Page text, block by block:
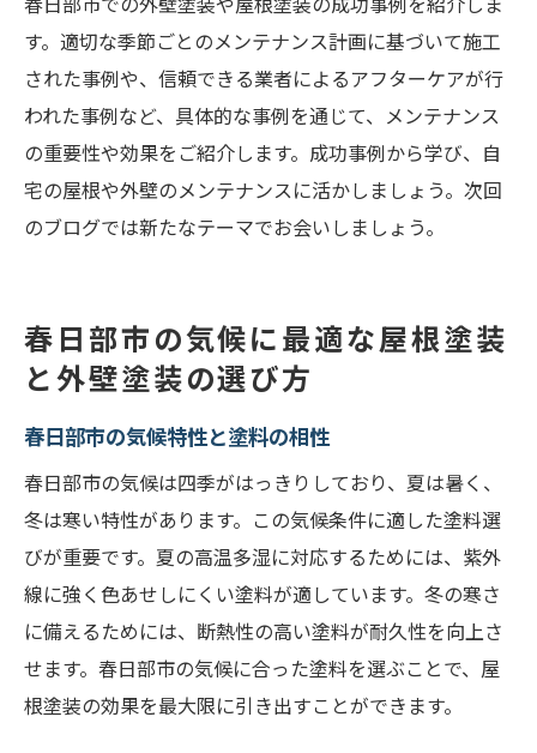
す。適切な季節ごとのメンテナンス計画に基づいて施工
された事例や、信頼できる業者によるアフターケアが行
われた事例など、具体的な事例を通じて、メンテナンス
の重要性や効果をご紹介します。成功事例から学び、自
宅の屋根や外壁のメンテナンスに活かしましょう。次回
のブログでは新たなテーマでお会いしましょう。
春日部市の気候に最適な屋根塗装
と外壁塗装の選び方
春日部市の気候特性と塗料の相性
春日部市の気候は四季がはっきりしており、夏は暑く、
冬は寒い特性があります。この気候条件に適した塗料選
びが重要です。夏の高温多湿に対応するためには、紫外
線に強く色あせしにくい塗料が適しています。冬の寒さ
に備えるためには、断熱性の高い塗料が耐久性を向上さ
せます。春日部市の気候に合った塗料を選ぶことで、屋
根塗装の効果を最大限に引き出すことができます。